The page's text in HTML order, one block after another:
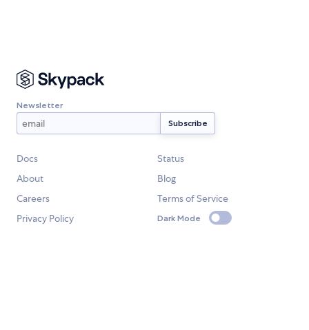
Newsletter
Docs
Status
About
Blog
Careers
Terms of Service
Privacy Policy
Dark Mode